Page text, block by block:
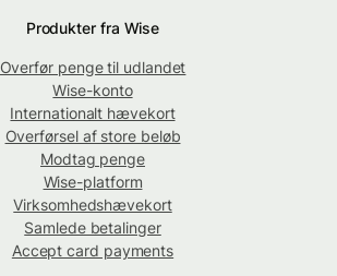
Produkter fra Wise
Overfør penge til udlandet
Wise-konto
Internationalt hævekort
Overførsel af store beløb
Modtag penge
Wise-platform
Virksomhedshævekort
Samlede betalinger
Accept card payments